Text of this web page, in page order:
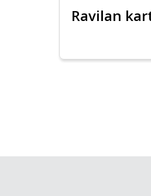
Ravilan